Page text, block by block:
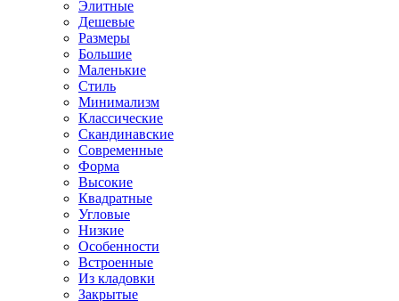
Элитные
Дешевые
Размеры
Большие
Маленькие
Стиль
Минимализм
Классические
Скандинавские
Современные
Форма
Высокие
Квадратные
Угловые
Низкие
Особенности
Встроенные
Из кладовки
Закрытые